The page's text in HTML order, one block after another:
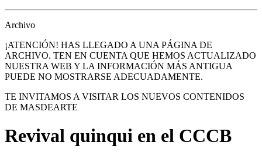
Archivo
¡ATENCIÓN! HAS LLEGADO A UNA PÁGINA DE
ARCHIVO. TEN EN CUENTA QUE HEMOS ACTUALIZADO
NUESTRA WEB Y LA INFORMACIÓN MÁS ANTIGUA
PUEDE NO MOSTRARSE ADECUADAMENTE.
TE INVITAMOS A VISITAR LOS NUEVOS CONTENIDOS
DE MASDEARTE
Revival quinqui en el CCCB